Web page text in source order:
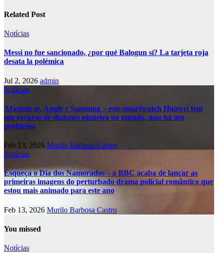
Related Post
Notícias
Messi no fue sancionado, ¿por qué Balogun sí? La tarjeta roja
desata la polémica
Jul 2, 2026 admin
Notícias
Afastem-se, Apple e Samsung – este smartwatch Huawei tem
um recurso de diabetes pioneiro no mundo, mas há um
problema
Feb 13, 2026 Murilo Barbosa Castro
Notícias
Esqueça o Dia dos Namorados – a BBC acaba de lançar as
primeiras imagens do perturbado drama policial romântico que
estou mais animado para este ano
Feb 13, 2026 Murilo Barbosa Castro
You missed
Notícias